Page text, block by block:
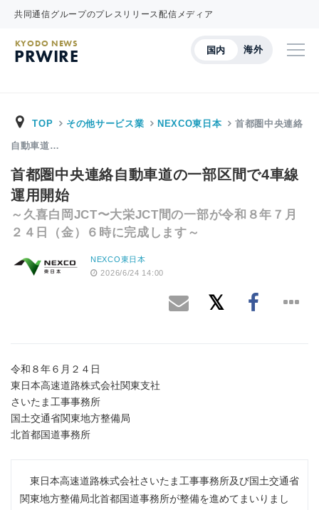
共同通信グループのプレスリリース配信メディア
国内 海外
KYODO NEWS
PRWIRE
TOP その他サービス業 NEXCO東日本 首都圏中央連絡
自動車道…
首都圏中央連絡自動車道の一部区間で4車線
運用開始
～久喜白岡JCT〜大栄JCT間の一部が令和８年７月
２４日（金）６時に完成します～
NEXCO東日本
2026/6/24 14:00
令和８年６月２４日
東日本高速道路株式会社関東支社
さいたま工事事務所
国土交通省関東地方整備局
北首都国道事務所
東日本高速道路株式会社さいたま工事事務所及び国土交通省
関東地方整備局北首都国道事務所が整備を進めてまいりまし